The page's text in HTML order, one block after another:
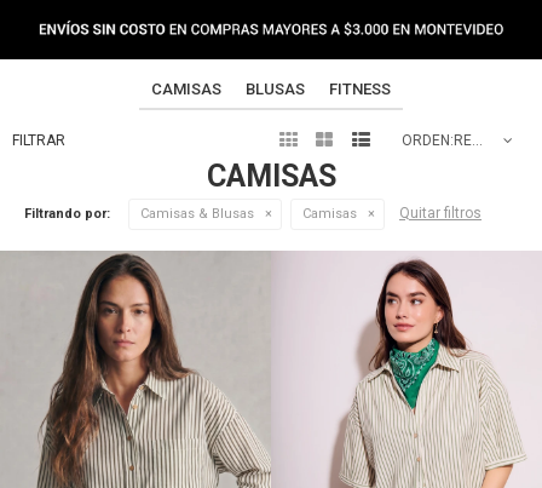
CAMISAS BLUSAS FITNESS
CAMISAS
   RECOMENDADOS
Filtrando por: Camisas & Blusas Camisas Quitar filtros